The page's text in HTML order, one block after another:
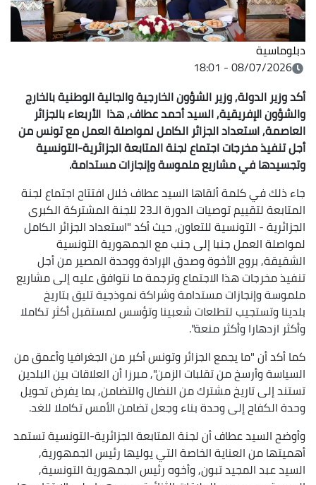
دبلوماسية
08/07/2026 - 18:01
أكد وزير الدولة, وزير الشؤون الخارجية والجالية الوطنية بالخارج
والشؤون الإفريقية, السيد أحمد عطاف, هذا الأربعاء بالجزائر
العاصمة, استعداد الجزائر الكامل لمواصلة العمل مع تونس من
أجل تنفيذ مخرجات اجتماع لجنة المتابعة الجزائرية-التونسية
وتجسيدها في مشاريع ملموسة وإنجازات مستدامة.
جاء ذلك في كلمة ألقاها السيد عطاف خلال افتتاح اجتماع لجنة
المتابعة لتقييم توصيات الدورة الـ23 للجنة المشتركة الكبرى
الجزائرية - التونسية للتعاون, حيث أكد "استعداد الجزائر الكامل
لمواصلة العمل جنبا إلى جنب مع الجمهورية التونسية
الشقيقة, بروح الأخوة وصدق الإرادة ووحدة المصير من أجل
تنفيذ مخرجات هذا الاجتماع وترجمة ما نتوافق عليه إلى مشاريع
ملموسة وإنجازات مستدامة وشراكة نموذجية تليق بتاريخ
بلدينا وتستجيب لتطلعات شعبينا وتؤسس لمستقبل أكثر تكاملا
وأكثر ازدهارا وأكثر منعة".
كما أكد أن "ما يجمع الجزائر وتونس أكبر من الجغرافيا وأعمق من
السياسة وأرسخ من تقلبات الزمن", مبرزا أن العلاقات بين البلدين
تستند إلى تاريخ مشترك من النضال والتضامن, بما يفرض تحويل
وحدة الكفاح إلى وحدة بناء وجعل تضامن الأمس تكاملا للغد.
وأوضح السيد عطاف أن لجنة المتابعة الجزائرية-التونسية تستمد
أهميتها من العناية الخاصة التي يوليها رئيس الجمهورية,
السيد عبد المجيد تبون, وأخوه رئيس الجمهورية التونسية,